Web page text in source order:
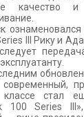
качество
ознаменовался
III Рику и
стал
100 Series